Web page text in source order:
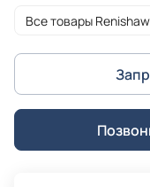
Все товары Renishaw